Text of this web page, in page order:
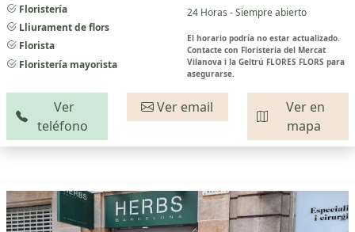
Floristería
Lliurament de flors
Florista
Floristería mayorista
24 Horas - Siempre abierto
El horario podría no estar actualizado.
Contacte con Floristeria del Mercat
Vilanova i la Geltrú FLORES FLORS para
asegurarse.
Ver
teléfono
Ver email
Ver en
mapa